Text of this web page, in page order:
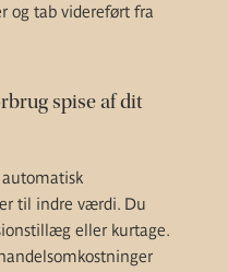
og tab videreført fra
spise af dit
til indre værdi. Du
eller kurtage.